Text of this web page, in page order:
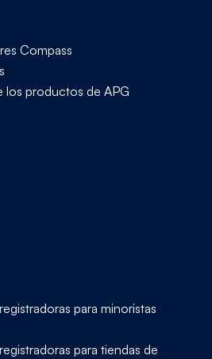
Compass
los productos de APG
para minoristas
para tiendas de